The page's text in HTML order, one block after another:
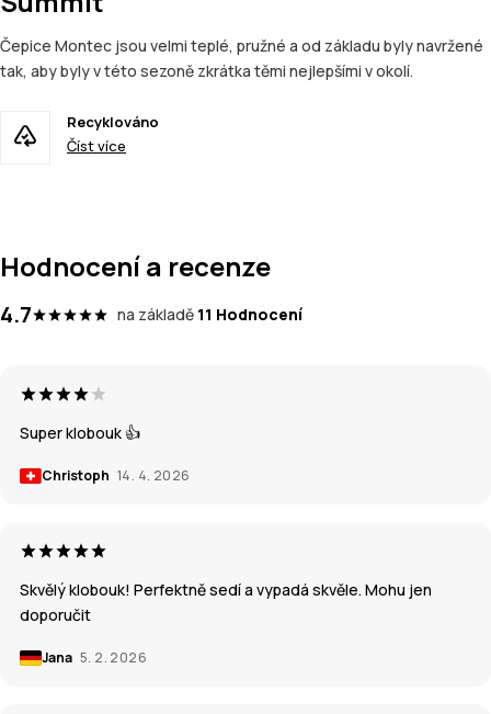
Čepice Montec jsou velmi teplé, pružné a od základu byly navržené
tak, aby byly v této sezoně zkrátka těmi nejlepšími v okolí.
Recyklováno
Číst více
Hodnocení a recenze
4.7 na základě 11 Hodnocení
Super klobouk 👍
Christoph 14. 4. 2026
Skvělý klobouk! Perfektně sedí a vypadá skvěle. Mohu jen
doporučit
Jana 5. 2. 2026